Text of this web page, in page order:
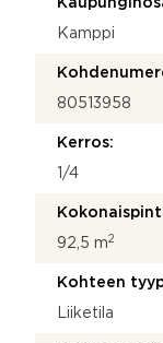
i
V
e
t
Kamppi
80513958
Kerros:
1/4
92,5 m2
Kohteen
Liiketila